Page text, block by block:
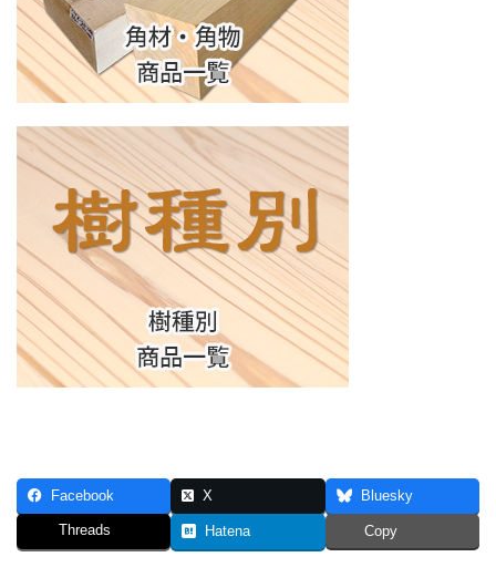
Facebook X Bluesky
Threads Hatena Copy